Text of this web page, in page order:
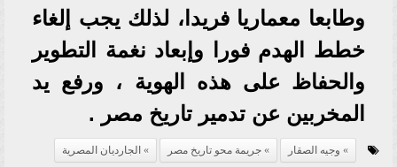
وطابعا معماريا فريدا، لذلك يجب إلغاء
خطط الهدم فورا وإبعاد نغمة التطوير
والحفاظ على هذه الهوية ، ورفع يد
المخربين عن تدمير تاريخ مصر .
وجيه الصقار جريمة محو تاريخ مصر الجارديان المصرية